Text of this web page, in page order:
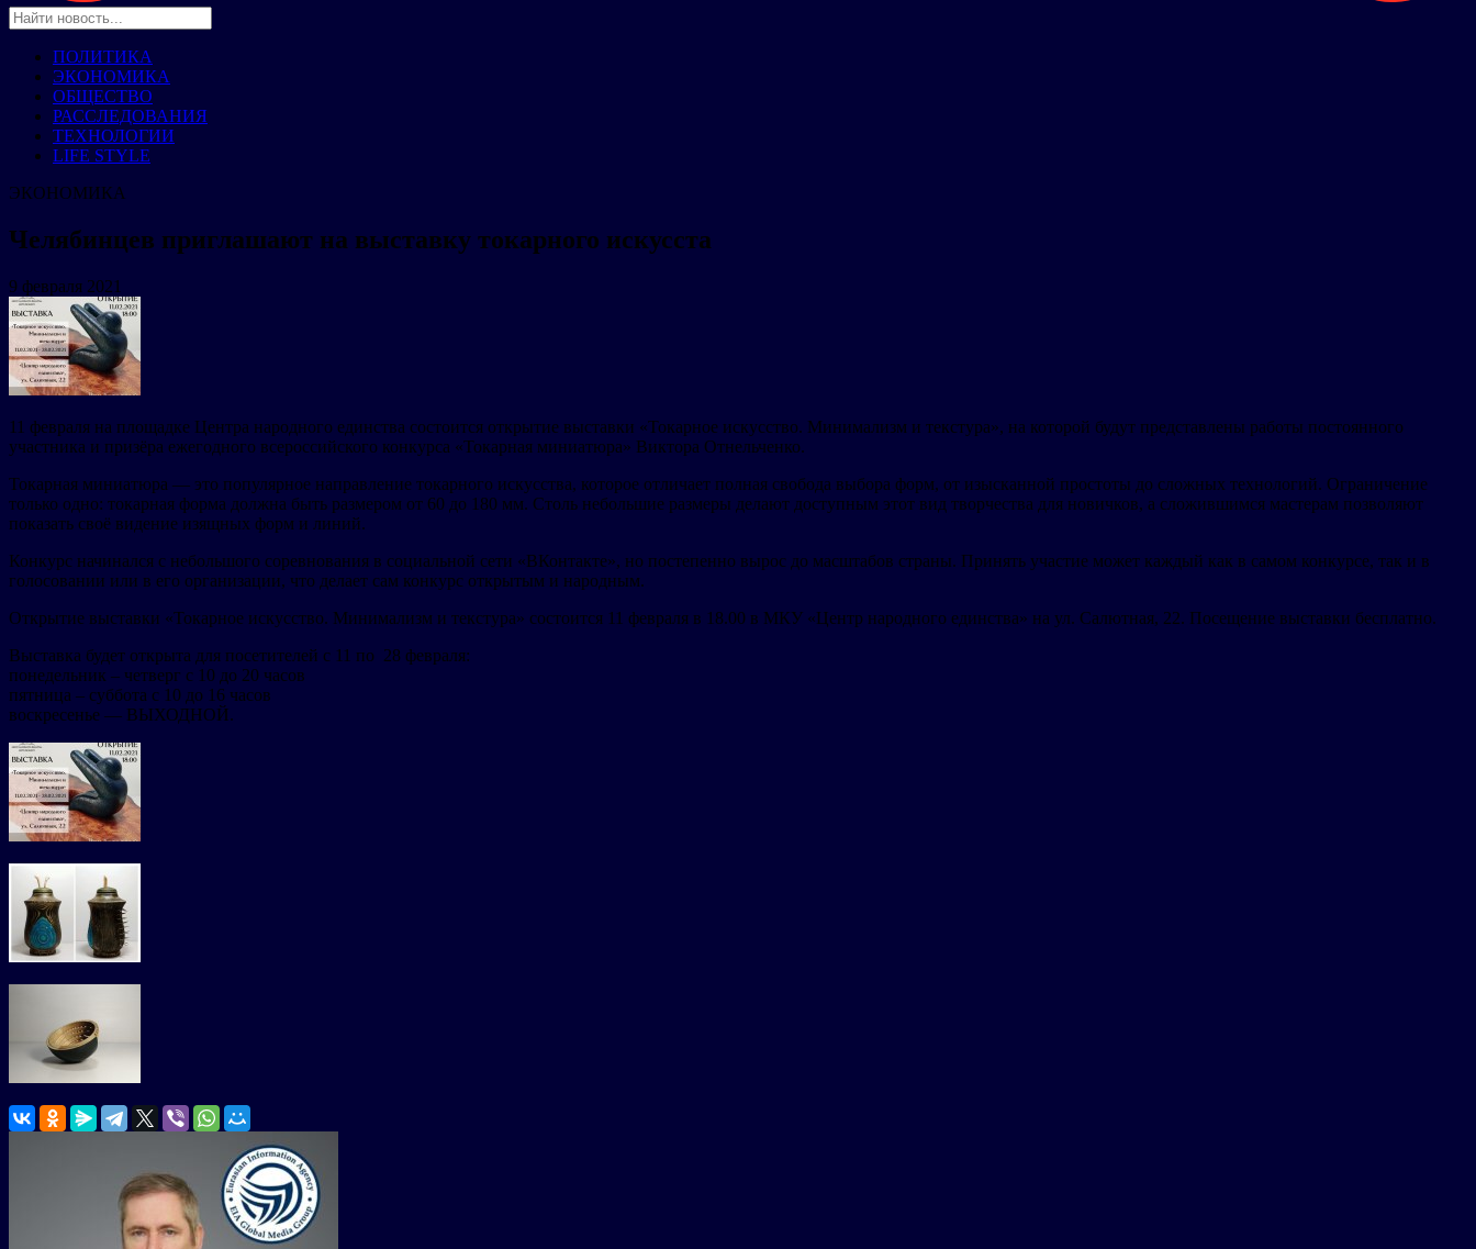
ПОЛИТИКА
ЭКОНОМИКА
ОБЩЕСТВО
РАССЛЕДОВАНИЯ
ТЕХНОЛОГИИ
LIFE STYLE
ЭКОНОМИКА
Челябинцев приглашают на выставку токарного искусста
9 февраля 2021
11 февраля на площадке Центра народного единства состоится открытие выставки «Токарное искусство. Минимализм и текстура», на которой будут представлены работы постоянного
участника и призёра ежегодного всероссийского конкурса «Токарная миниатюра» Виктора Отнельченко.
Токарная миниатюра — это популярное направление токарного искусства, которое отличает полная свобода выбора форм, от изысканной простоты до сложных технологий. Ограничение
только одно: токарная форма должна быть размером от 60 до 180 мм. Столь небольшие размеры делают доступным этот вид творчества для новичков, а сложившимся мастерам позволяют
показать своё видение изящных форм и линий.
Конкурс начинался с небольшого соревнования в социальной сети «ВКонтакте», но постепенно вырос до масштабов страны. Принять участие может каждый как в самом конкурсе, так и в
голосовании или в его организации, что делает сам конкурс открытым и народным.
Открытие выставки «Токарное искусство. Минимализм и текстура» состоится 11 февраля в 18.00 в МКУ «Центр народного единства» на ул. Салютная, 22. Посещение выставки бесплатно.
Выставка будет открыта для посетителей с 11 по 28 февраля:
понедельник – четверг с 10 до 20 часов
пятница – суббота с 10 до 16 часов
воскресенье — ВЫХОДНОЙ.